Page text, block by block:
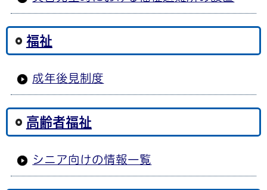
福祉
成年後見制度
高齢者福祉
シニア向けの情報一覧